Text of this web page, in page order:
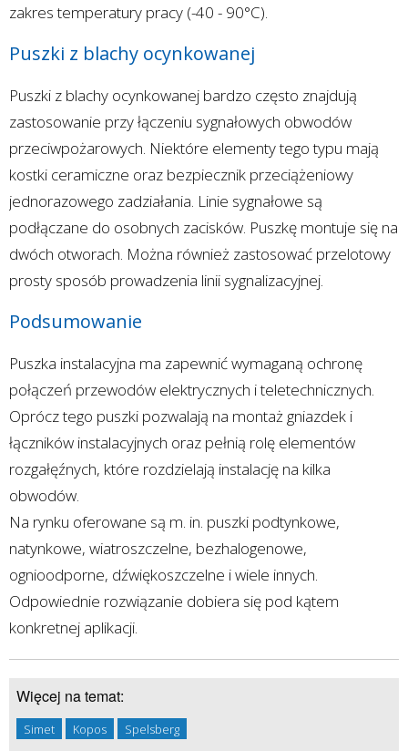
zakres temperatury pracy (-40 - 90°C).
Puszki z blachy ocynkowanej
Puszki z blachy ocynkowanej bardzo często znajdują
zastosowanie przy łączeniu sygnałowych obwodów
przeciwpożarowych. Niektóre elementy tego typu mają
kostki ceramiczne oraz bezpiecznik przeciążeniowy
jednorazowego zadziałania. Linie sygnałowe są
podłączane do osobnych zacisków. Puszkę montuje się na
dwóch otworach. Można również zastosować przelotowy
prosty sposób prowadzenia linii sygnalizacyjnej.
Podsumowanie
Puszka instalacyjna ma zapewnić wymaganą ochronę
połączeń przewodów elektrycznych i teletechnicznych.
Oprócz tego puszki pozwalają na montaż gniazdek i
łączników instalacyjnych oraz pełnią rolę elementów
rozgałęźnych, które rozdzielają instalację na kilka
obwodów.
Na rynku oferowane są m. in. puszki podtynkowe,
natynkowe, wiatroszczelne, bezhalogenowe,
ognioodporne, dźwiękoszczelne i wiele innych.
Odpowiednie rozwiązanie dobiera się pod kątem
konkretnej aplikacji.
Więcej na temat:
Simet Kopos Spelsberg